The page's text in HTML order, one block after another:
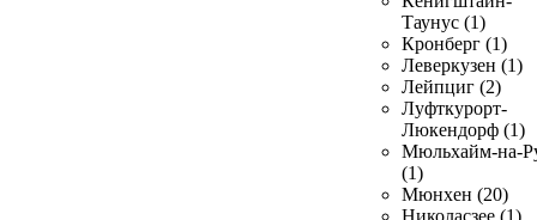
Таунус (1)
Кронберг (1)
Леверкузен (1)
Лейпциг (2)
Луфткурорт-
Люкендорф (1)
Мюльхайм-на-
(1)
Мюнхен (20)
Николасзее (1)